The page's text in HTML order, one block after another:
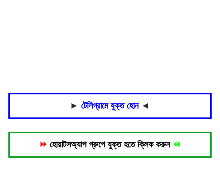
►টেলিগ্রামে যুক্ত হোন◄
⏩হোয়াটসঅ্যাপ গ্রুপে যুক্ত হতে ক্লিক করুন ⏪